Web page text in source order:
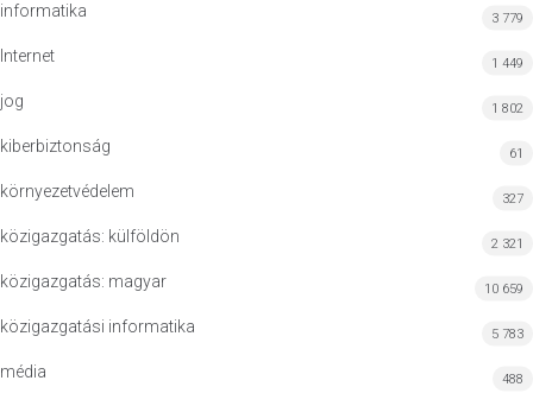
informatika 3 779
Internet 1 449
jog 1 802
kiberbiztonság 61
környezetvédelem 327
közigazgatás: külföldön 2 321
közigazgatás: magyar 10 659
közigazgatási informatika 5 783
média 488